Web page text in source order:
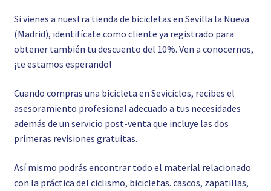
Si vienes a nuestra tienda de bicicletas en Sevilla la Nueva
(Madrid), identifícate como cliente ya registrado para
obtener también tu descuento del 10%. Ven a conocernos,
¡te estamos esperando!
Cuando compras una bicicleta en Seviciclos, recibes el
asesoramiento profesional adecuado a tus necesidades
además de un servicio post-venta que incluye las dos
primeras revisiones gratuitas.
Así mismo podrás encontrar todo el material relacionado
con la práctica del ciclismo, bicicletas. cascos, zapatillas,